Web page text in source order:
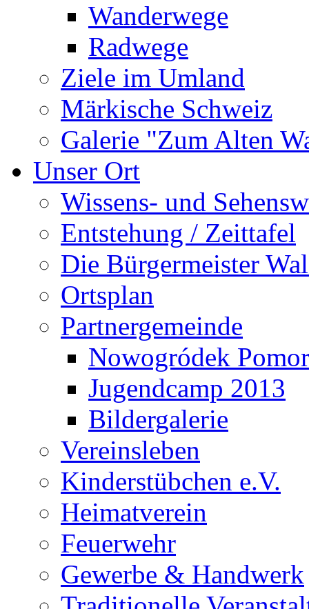
Wanderwege
Radwege
Ziele im Umland
Märkische Schweiz
Galerie "Zum Alten
Unser Ort
Wissens- und
Entstehung / Zeittafel
Die Bürgermeister
Ortsplan
Partnergemeinde
Nowogródek
Jugendcamp 2013
Bildergalerie
Vereinsleben
Kinderstübchen e.V.
Heimatverein
Feuerwehr
Gewerbe & Handwerk